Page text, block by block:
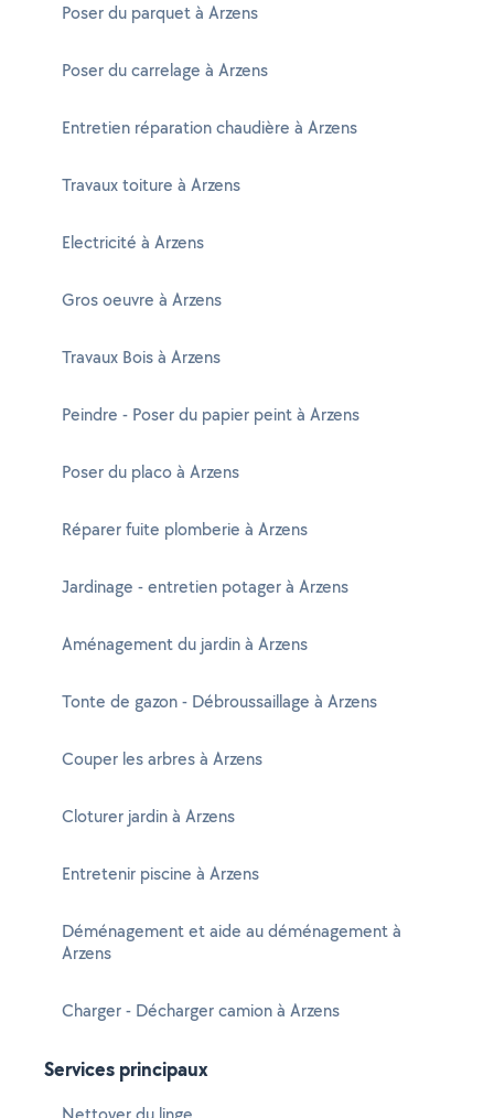
Poser du parquet à Arzens
Poser du carrelage à Arzens
Entretien réparation chaudière à Arzens
Travaux toiture à Arzens
Electricité à Arzens
Gros oeuvre à Arzens
Travaux Bois à Arzens
Peindre - Poser du papier peint à Arzens
Poser du placo à Arzens
Réparer fuite plomberie à Arzens
Jardinage - entretien potager à Arzens
Aménagement du jardin à Arzens
Tonte de gazon - Débroussaillage à Arzens
Couper les arbres à Arzens
Cloturer jardin à Arzens
Entretenir piscine à Arzens
Déménagement et aide au déménagement à
Arzens
Charger - Décharger camion à Arzens
Services principaux